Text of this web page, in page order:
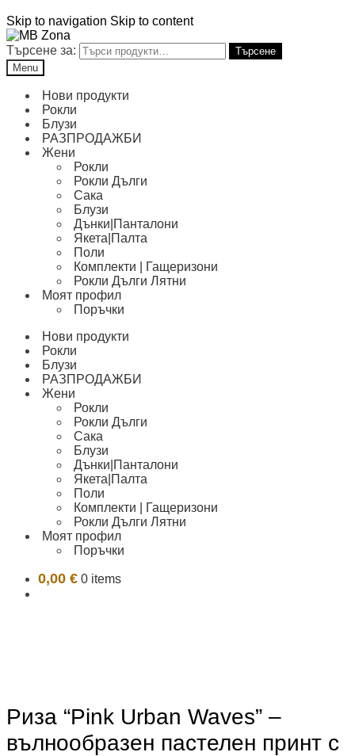
Skip to navigation Skip to content
Търсене за:
Търсене
Menu
Нови продукти
Рокли
Блузи
РАЗПРОДАЖБИ
Жени
Рокли
Рокли Дълги
Сака
Блузи
Дънки|Панталони
Якета|Палта
Поли
Комплекти | Гащеризони
Рокли Дълги Лятни
Моят профил
Поръчки
Нови продукти
Рокли
Блузи
РАЗПРОДАЖБИ
Жени
Рокли
Рокли Дълги
Сака
Блузи
Дънки|Панталони
Якета|Палта
Поли
Комплекти | Гащеризони
Рокли Дълги Лятни
Моят профил
Поръчки
0,00 € 0 items
Риза “Pink Urban Waves” –
вълнообразен пастелен принт с